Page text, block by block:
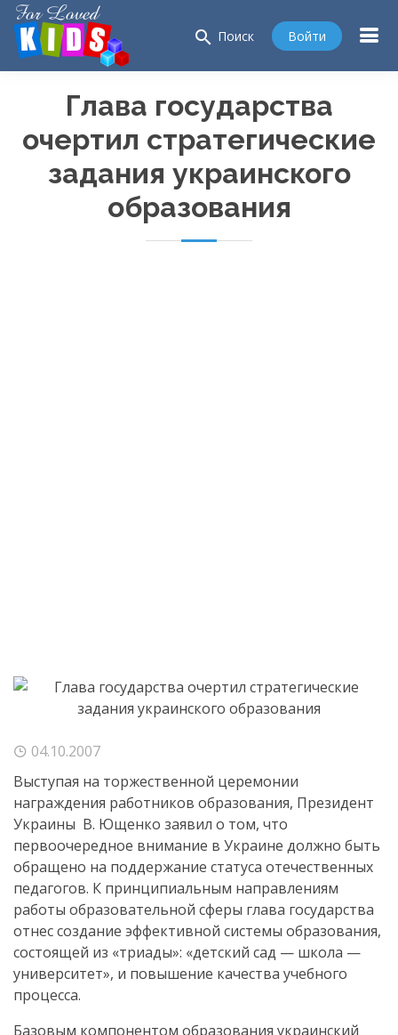
search Поиск Войти
Глава государства
очертил стратегические
задания украинского
образования
04.10.2007
Выступая на торжественной церемонии
награждения работников образования, Президент
Украины В. Ющенко заявил о том, что
первоочередное внимание в Украине должно быть
обращено на поддержание статуса отечественных
педагогов. К принципиальным направлениям
работы образовательной сферы глава государства
отнес создание эффективной системы образования,
состоящей из «триады»: «детский сад — школа —
университет», и повышение качества учебного
процесса.
Базовым компонентом образования украинский